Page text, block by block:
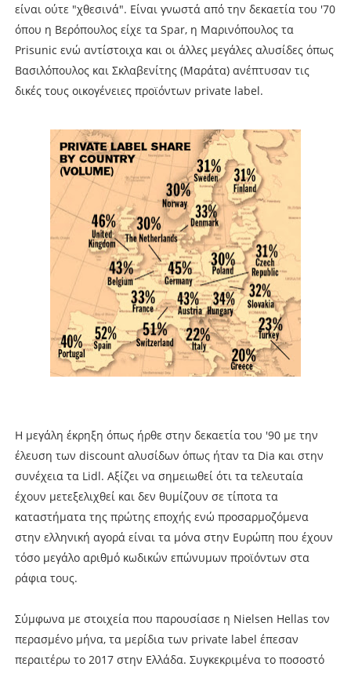
είναι ούτε "χθεσινά". Είναι γνωστά από την δεκαετία του '70
όπου η Βερόπουλος είχε τα Spar, η Μαρινόπουλος τα
Prisunic ενώ αντίστοιχα και οι άλλες μεγάλες αλυσίδες όπως
Βασιλόπουλος και Σκλαβενίτης (Μαράτα) ανέπτυσαν τις
δικές τους οικογένειες προϊόντων private label.
H μεγάλη έκρηξη όπως ήρθε στην δεκαετία του '90 με την
έλευση των discount αλυσίδων όπως ήταν τα Dia και στην
συνέχεια τα Lidl. Αξίζει να σημειωθεί ότι τα τελευταία
έχουν μετεξελιχθεί και δεν θυμίζουν σε τίποτα τα
καταστήματα της πρώτης εποχής ενώ προσαρμοζόμενα
στην ελληνική αγορά είναι τα μόνα στην Ευρώπη που έχουν
τόσο μεγάλο αριθμό κωδικών επώνυμων προϊόντων στα
ράφια τους.
Σύμφωνα με στοιχεία που παρουσίασε η Nielsen Hellas τον
περασμένο μήνα, τα μερίδια των private label έπεσαν
περαιτέρω το 2017 στην Ελλάδα. Συγκεκριμένα το ποσοστό